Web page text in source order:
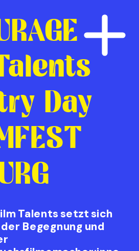
Day
Talents setzt sich
Begegnung und